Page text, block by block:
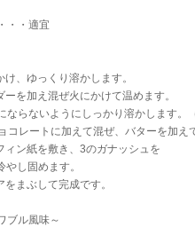
・・適宜
、ゆっくり溶かします。
を加え混ぜ火にかけて温めます。
らないようにしっかり溶かします。（
レートに加えて混ぜ、バターを加え
ン紙を敷き、3のガナッシュを
し固めます。
まぶして完成です。
ブル風味～